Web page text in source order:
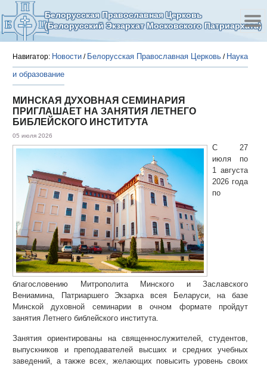
Белорусская Православная Церковь
(Белорусский Экзархат Московского Патриархата)
Навигатор: Новости / Белорусская Православная Церковь / Наука
и образование
МИНСКАЯ ДУХОВНАЯ СЕМИНАРИЯ
ПРИГЛАШАЕТ НА ЗАНЯТИЯ ЛЕТНЕГО
БИБЛЕЙСКОГО ИНСТИТУТА
05 июля 2026
С 27
июля по
1 августа
2026 года
по
благословению Митрополита Минского и Заславского
Вениамина, Патриаршего Экзарха всея Беларуси, на базе
Минской духовной семинарии в очном формате пройдут
занятия Летнего библейского института.
Занятия ориентированы на священнослужителей, студентов,
выпускников и преподавателей высших и средних учебных
заведений, а также всех, желающих повысить уровень своих